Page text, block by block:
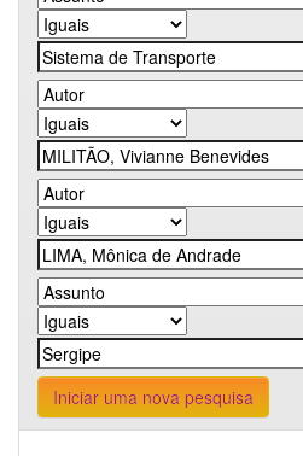
Iniciar uma nova pesquisa